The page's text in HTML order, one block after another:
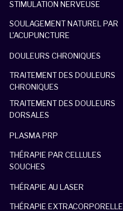
STIMULATION NERVEUSE
SOULAGEMENT NATUREL PAR
L'ACUPUNCTURE
DOULEURS CHRONIQUES
TRAITEMENT DES DOULEURS
CHRONIQUES
TRAITEMENT DES DOULEURS
DORSALES
PLASMA PRP
THÉRAPIE PAR CELLULES
SOUCHES
THÉRAPIE AU LASER
THÉRAPIE EXTRACORPORELLE